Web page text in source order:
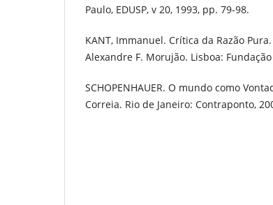
Paulo, EDUSP, v 20, 1993, pp. 79-98.
KANT, Immanuel. Crítica da Razão
Alexandre F. Morujão. Lisboa:
SCHOPENHAUER. O mundo como
Correia. Rio de Janeiro: Contraponto,